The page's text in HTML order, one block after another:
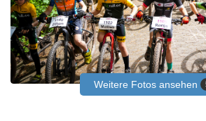
Weitere Fotos ansehen